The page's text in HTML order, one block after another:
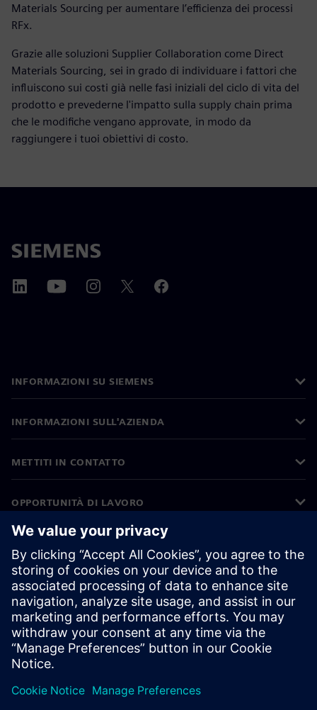
Materials Sourcing per aumentare l’efficienza dei processi
RFx.
Grazie alle soluzioni Supplier Collaboration come Direct
Materials Sourcing, sei in grado di individuare i fattori che
influiscono sui costi già nelle fasi iniziali del ciclo di vita del
prodotto e prevederne l'impatto sulla supply chain prima
che le modifiche vengano approvate, in modo da
raggiungere i tuoi obiettivi di costo.
INFORMAZIONI SU SIEMENS
INFORMAZIONI SULL'AZIENDA
METTITI IN CONTATTO
OPPORTUNITÀ DI LAVORO
©Siemens 2026
Informazioni aziendali
Informativa sulla privacy
Informativa sui cookie
Condizioni di utilizzo